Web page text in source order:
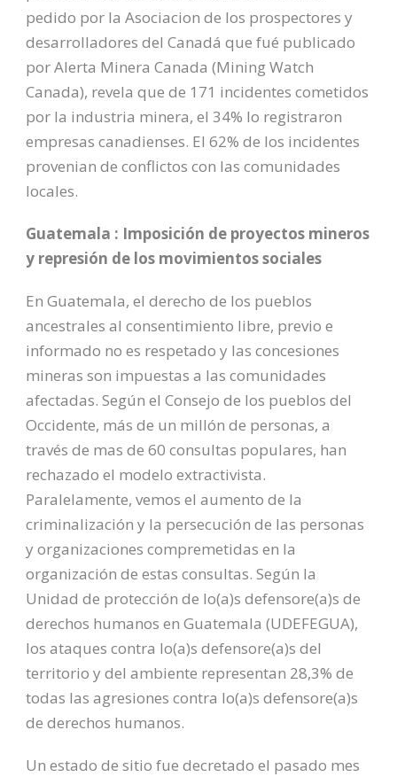
pedido por la Asociacion de los prospectores y
desarrolladores del Canadá que fué publicado
por Alerta Minera Canada (Mining Watch
Canada), revela que de 171 incidentes cometidos
por la industria minera, el 34% lo registraron
empresas canadienses. El 62% de los incidentes
provenian de conflictos con las comunidades
locales.
Guatemala : Imposición de proyectos mineros
y represión de los movimientos sociales
En Guatemala, el derecho de los pueblos
ancestrales al consentimiento libre, previo e
informado no es respetado y las concesiones
mineras son impuestas a las comunidades
afectadas. Según el Consejo de los pueblos del
Occidente, más de un millón de personas, a
través de mas de 60 consultas populares, han
rechazado el modelo extractivista.
Paralelamente, vemos el aumento de la
criminalización y la persecución de las personas
y organizaciones compremetidas en la
organización de estas consultas. Según la
Unidad de protección de lo(a)s defensore(a)s de
derechos humanos en Guatemala (UDEFEGUA),
los ataques contra lo(a)s defensore(a)s del
territorio y del ambiente representan 28,3% de
todas las agresiones contra lo(a)s defensore(a)s
de derechos humanos.
Un estado de sitio fue decretado el pasado mes